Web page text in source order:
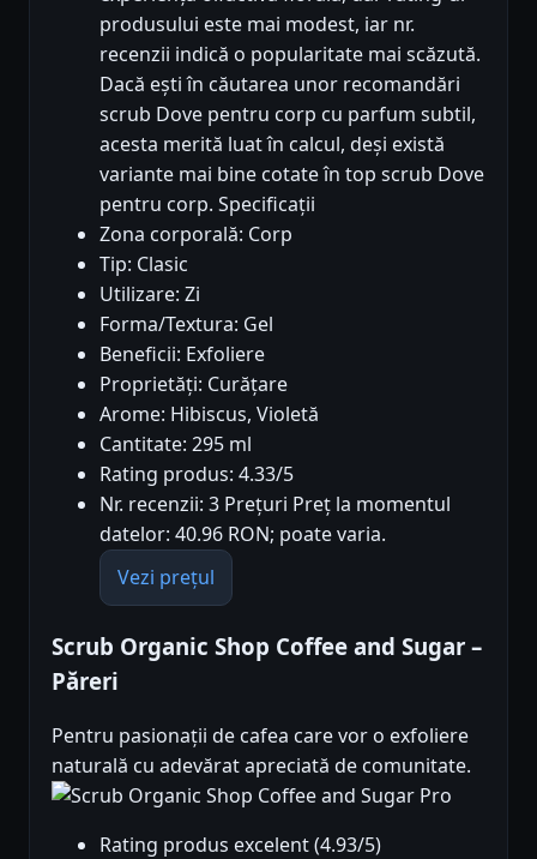
produsului este mai modest, iar nr.
recenzii indică o popularitate mai scăzută.
Dacă ești în căutarea unor recomandări
scrub Dove pentru corp cu parfum subtil,
acesta merită luat în calcul, deși există
variante mai bine cotate în top scrub Dove
pentru corp. Specificații
Zona corporală: Corp
Tip: Clasic
Utilizare: Zi
Forma/Textura: Gel
Beneficii: Exfoliere
Proprietăți: Curățare
Arome: Hibiscus, Violetă
Cantitate: 295 ml
Rating produs: 4.33/5
Nr. recenzii: 3 Prețuri Preț la momentul
datelor: 40.96 RON; poate varia.
Vezi prețul
Scrub Organic Shop Coffee and Sugar –
Păreri
Pentru pasionații de cafea care vor o exfoliere
naturală cu adevărat apreciată de comunitate.
Pro
Rating produs excelent (4.93/5)